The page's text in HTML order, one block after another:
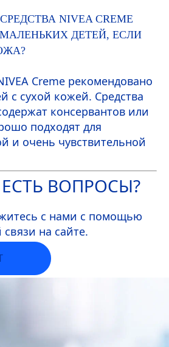
NIVEA CREME
ДЕТЕЙ, ЕСЛИ
Creme рекомендовано
с сухой кожей. Средства
консервантов или
подходят для
и очень чувствительной
ВОПРОСЫ?
с нами с помощью
на сайте.